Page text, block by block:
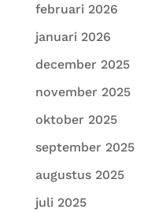
februari 2026
januari 2026
december 2025
november 2025
oktober 2025
september 2025
augustus 2025
juli 2025